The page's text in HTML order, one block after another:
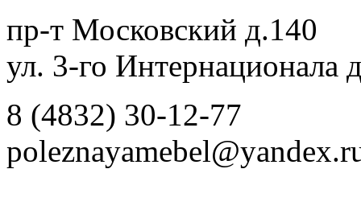
пр-т Московский д.140
ул. 3-го Интернационала
8 (4832) 30-12-77